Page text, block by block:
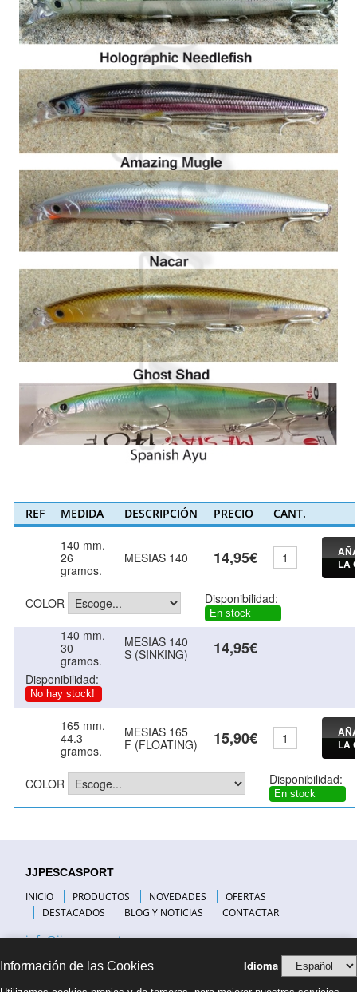
REF MEDIDA DESCRIPCIÓN PRECIO CANT.
140 mm.
26
gramos.
MESIAS 140 14,95€
LA
COLOR Disponibilidad:
En stock
140 mm.
30
gramos.
MESIAS 140
S (SINKING)
14,95€
Disponibilidad:
No hay stock!
165 mm.
44.3
gramos.
MESIAS 165
F (FLOATING)
15,90€
LA
COLOR Disponibilidad:
En stock
JJPESCASPORT
INICIO PRODUCTOS NOVEDADES
OFERTAS
DESTACADOS
BLOG Y NOTICIAS CONTACTAR
info@jjpescasport.com
Información de las Cookies Idioma